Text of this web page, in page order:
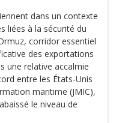
dans un contexte
liées à la sécurité du
corridor essentiel
des exportations
une relative accalmie
entre les États-Unis
maritime (JMIC),
le niveau de